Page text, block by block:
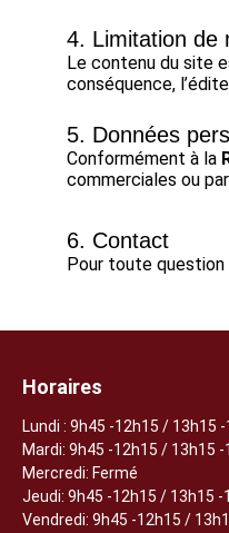
4. Limitation de
Le contenu du site
conséquence,
5. Données
Conformément à la
commerciales ou
6. Contact
Pour toute question
Horaires
Lundi : 9h45 -12h15 / 13h15 -
Mardi: 9h45 -12h15 / 13h15 -
Mercredi: Fermé
Jeudi: 9h45 -12h15 / 13h15 -
Vendredi: 9h45 -12h15 /